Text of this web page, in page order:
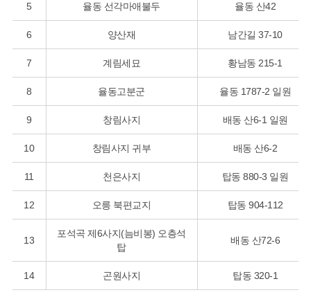
5 율동 선각마애불두 율동 산42
6 양산재 남간길 37-10
7 계림세묘 황남동 215-1
8 율동고분군 율동 1787-2 일원
9 창림사지 배동 산6-1 일원
10 창림사지 귀부 배동 산6-2
11 천은사지 탑동 880-3 일원
12 오릉 북편교지 탑동 904-112
13
포석곡 제6사지(늠비봉) 오층석
탑
배동 산72-6
14 곤원사지 탑동 320-1